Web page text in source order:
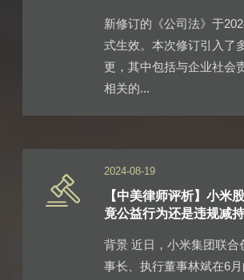
新修订的《公司法》于
式生效。本次修订引入了
更，其中包括与企业社会
相关的...
2024-08-19
【中美律师评析】小米
竟公益行为还是违规减
背景 近日，小米集团联合
事长、执行董事林斌在6